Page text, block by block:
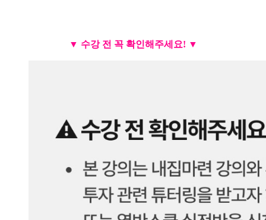
▼ 수강 전 꼭 확인해주세요! ▼